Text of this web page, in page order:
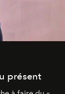
présent